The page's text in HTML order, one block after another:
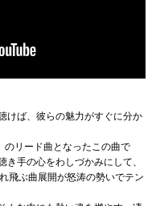
けば、彼らの魅力がすぐに分か
リード曲となったこの曲で
手の心をわしづかみにして、
飛ぶ曲展開が怒涛の勢いでテン